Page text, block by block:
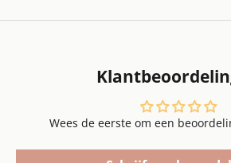
Wees de eerste om een